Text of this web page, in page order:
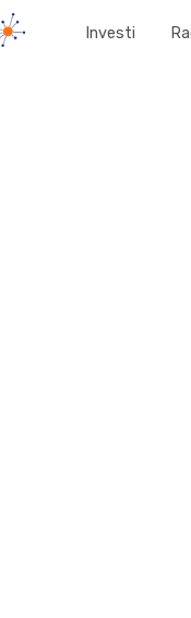
Investi